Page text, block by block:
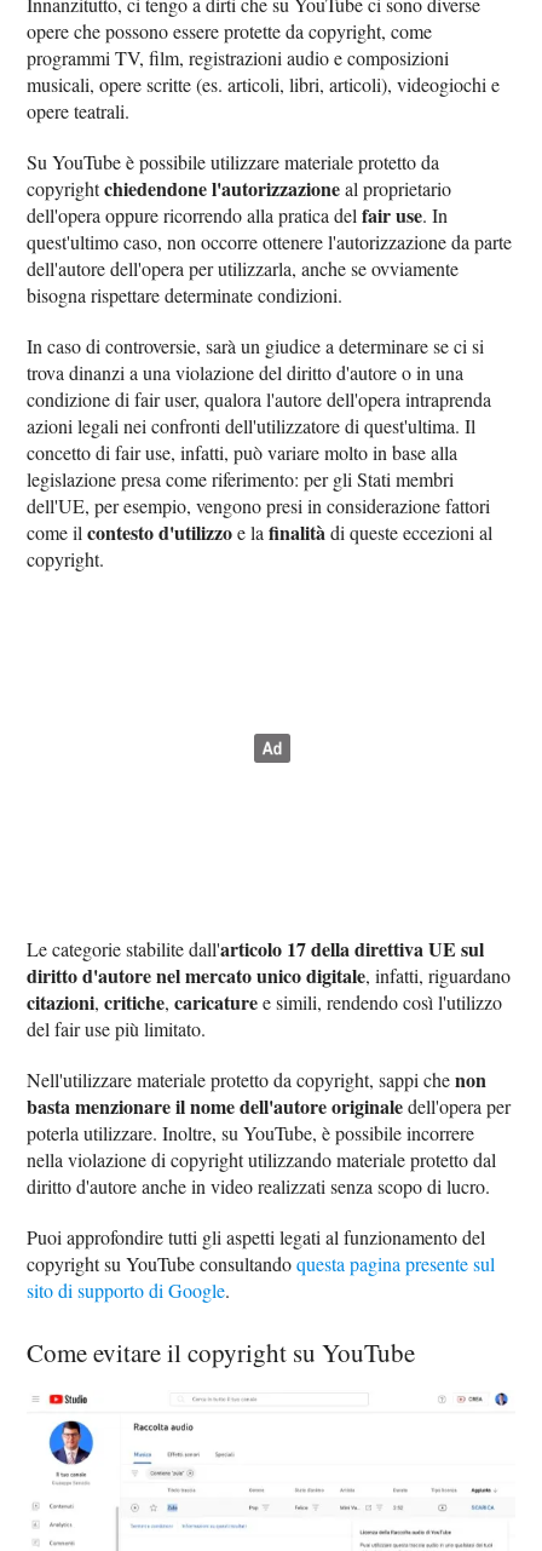
opere che possono essere protette da copyright, come
programmi TV, film, registrazioni audio e composizioni
musicali, opere scritte (es. articoli, libri, articoli), videogiochi e
opere teatrali.
Su YouTube è possibile utilizzare materiale protetto da
copyrightchiedendone l'autorizzazioneal proprietario
dell'opera oppure ricorrendo alla pratica delfair use. In
quest'ultimo caso, non occorre ottenere l'autorizzazione da parte
dell'autore dell'opera per utilizzarla, anche se ovviamente
bisogna rispettare determinate condizioni.
In caso di controversie, sarà un giudice a determinare se ci si
trova dinanzi a una violazione del diritto d'autore o in una
condizione di fair user, qualora l'autore dell'opera intraprenda
azioni legali nei confronti dell'utilizzatore di quest'ultima. Il
concetto di fair use, infatti, può variare molto in base alla
legislazione presa come riferimento: per gli Stati membri
dell'UE, per esempio, vengono presi in considerazione fattori
come ilcontesto d'utilizzoe lafinalitàdi queste eccezioni al
copyright.
Le categorie stabilite dall'articolo 17 della direttiva UE sul
diritto d'autore nel mercato unico digitale, infatti, riguardano
citazioni,critiche,caricaturee simili, rendendo così l'utilizzo
del fair use più limitato.
Nell'utilizzare materiale protetto da copyright, sappi chenon
basta menzionare il nome dell'autore originaledell'opera per
poterla utilizzare. Inoltre, su YouTube, è possibile incorrere
nella violazione di copyright utilizzando materiale protetto dal
diritto d'autore anche in video realizzati senza scopo di lucro.
Puoi approfondire tutti gli aspetti legati al funzionamento del
copyright su YouTube consultandoquesta pagina presente sul
sito di supporto di Google.
Come evitare il copyright su YouTube